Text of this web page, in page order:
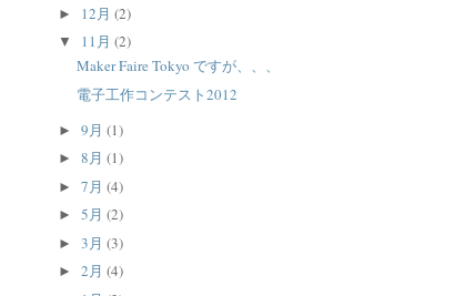
► 12月(2)
▼ 11月(2)
Maker Faire Tokyo ですが、、、
電子工作コンテスト2012
►9月(1)
►8月(1)
►7月(4)
►5月(2)
►3月(3)
►2月(4)